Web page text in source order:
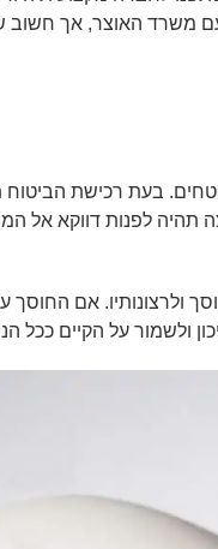
משרד האוצר, אך חשוב
בעת רכישת הביטוח
לפנות דווקא אל
ולרצונותיו. אם החוסך
ולשמור על הקיים ככל